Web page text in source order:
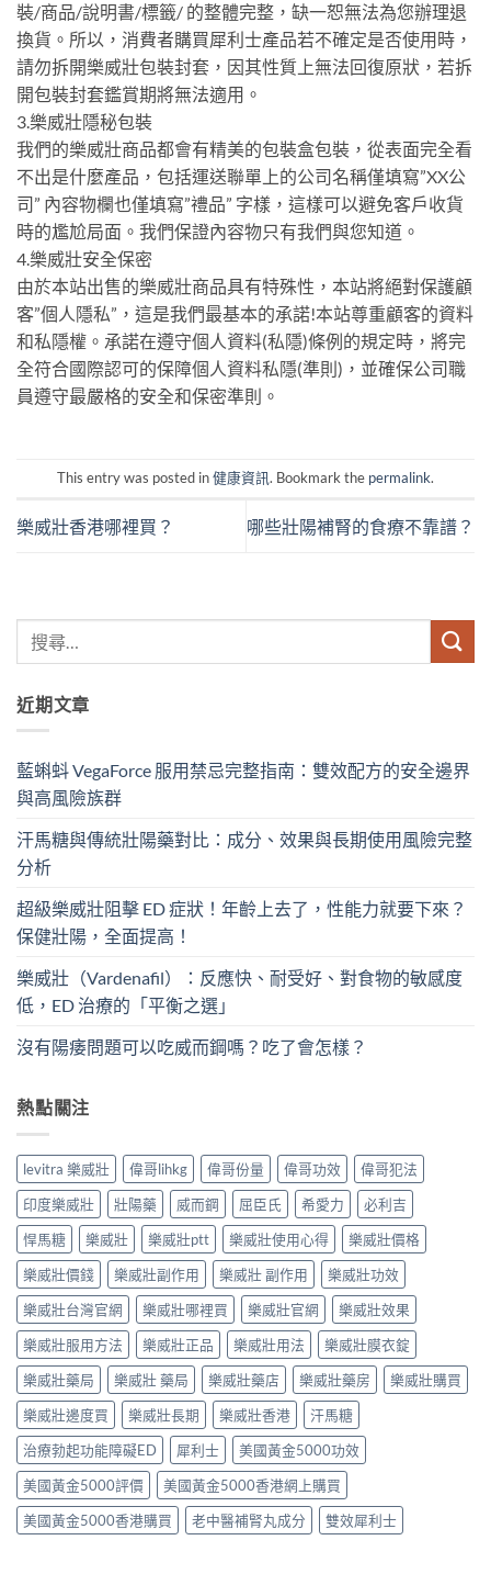
裝/商品/說明書/標籤/ 的整體完整，缺一恕無法為您辦理退
換貨。所以，消費者購買犀利士產品若不確定是否使用時，
請勿拆開樂威壯包裝封套，因其性質上無法回復原狀，若拆
開包裝封套鑑賞期將無法適用。
3.樂威壯隱秘包裝
我們的樂威壯商品都會有精美的包裝盒包裝，從表面完全看
不出是什麼產品，包括運送聯單上的公司名稱僅填寫”XX公
司” 內容物欄也僅填寫”禮品” 字樣，這樣可以避免客戶收貨
時的尷尬局面。我們保證內容物只有我們與您知道。
4.樂威壯安全保密
由於本站出售的樂威壯商品具有特殊性，本站將絕對保護顧
客”個人隱私”，這是我們最基本的承諾!本站尊重顧客的資料
和私隱權。承諾在遵守個人資料(私隱)條例的規定時，將完
全符合國際認可的保障個人資料私隱(準則)，並確保公司職
員遵守最嚴格的安全和保密準則。
This entry was posted in健康資訊. Bookmark the permalink.
樂威壯香港哪裡買？ 哪些壯陽補腎的食療不靠譜？
近期文章
藍蝌蚪 VegaForce 服用禁忌完整指南：雙效配方的安全邊界
與高風險族群
汗馬糖與傳統壯陽藥對比：成分、效果與長期使用風險完整
分析
超級樂威壯阻擊 ED 症狀！年齡上去了，性能力就要下來？
保健壯陽，全面提高！
樂威壯（Vardenafil）：反應快、耐受好、對食物的敏感度
低，ED 治療的「平衡之選」
沒有陽痿問題可以吃威而鋼嗎？吃了會怎樣？
熱點關注
levitra 樂威壯 偉哥lihkg 偉哥份量 偉哥功效
偉哥犯法
印度樂威壯
壯陽藥 威而鋼 屈臣氏 希愛力
必利吉
悍馬糖
樂威壯 樂威壯ptt 樂威壯使用心得
樂威壯價格
樂威壯價錢
樂威壯副作用 樂威壯 副作用
樂威壯功效
樂威壯台灣官網
樂威壯哪裡買 樂威壯官網
樂威壯效果
樂威壯服用方法
樂威壯正品 樂威壯用法
樂威壯膜衣錠
樂威壯藥局
樂威壯 藥局 樂威壯藥店 樂威壯藥房
樂威壯購買
樂威壯邊度買
樂威壯長期 樂威壯香港
汗馬糖
治療勃起功能障礙ED
犀利士
美國黃金5000功效
美國黃金5000評價
美國黃金5000香港網上購買
美國黃金5000香港購買
老中醫補腎丸成分 雙效犀利士